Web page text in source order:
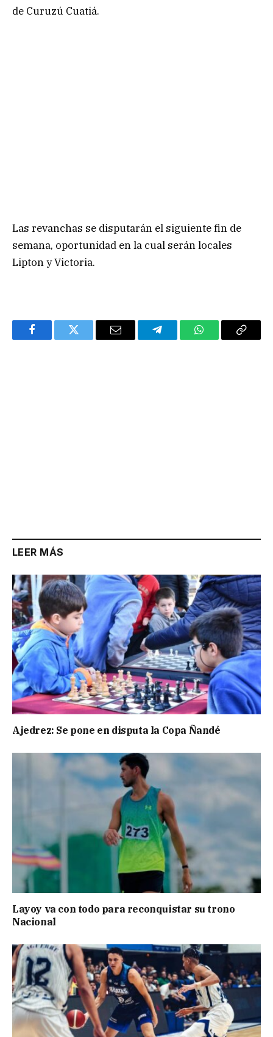
de Curuzú Cuatiá.
Las revanchas se disputarán el siguiente fin de
semana, oportunidad en la cual serán locales
Lipton y Victoria.
FacebookTwitter Email TelegramWhatsAppCopy
LEER MÁS
Ajedrez: Se pone en disputa la Copa Ñandé
Layoy va con todo para reconquistar su trono
Nacional